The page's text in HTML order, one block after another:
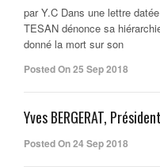
par Y.C Dans une lettre
TESAN dénonce sa
donné la mort sur son
Posted On 25 Sep 2018
Yves BERGERAT,
Posted On 24 Sep 2018